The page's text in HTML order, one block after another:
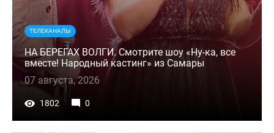
ТЕЛЕКАНАЛЫ
НА БЕРЕГАХ ВОЛГИ. Смотрите шоу «Ну-ка, все
вместе! Народный кастинг» из Самары
07 августа, 2026
1802 0